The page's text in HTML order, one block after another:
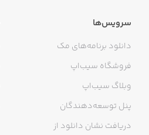
سرویس‌ها
دانلود برنامه‌های مک
فروشگاه سیب‌اپ
وبلاگ سیب‌اپ
پنل توسعه‌دهندگان
دریافت نشان دانلود از